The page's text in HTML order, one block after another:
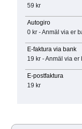
59 kr
Autogiro
0 kr - Anmäl via er
E-faktura via bank
19 kr - Anmäl via er
E-postfaktura
19 kr